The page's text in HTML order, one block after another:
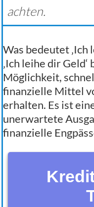
achten.
Was bedeutet ‚Ich
‚Ich leihe dir
Möglichkeit,
finanzielle Mittel
erhalten. Es ist
unerwartete
finanzielle